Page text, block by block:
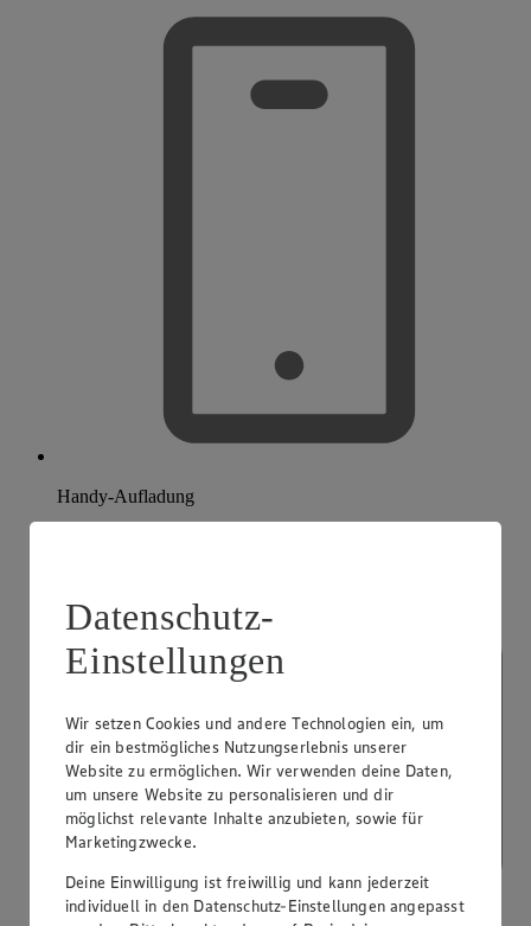
Handy-Aufladung
Datenschutz-
Einstellungen
Wir setzen Cookies und andere Technologien ein, um
dir ein bestmögliches Nutzungserlebnis unserer
Website zu ermöglichen. Wir verwenden deine Daten,
um unsere Website zu personalisieren und dir
möglichst relevante Inhalte anzubieten, sowie für
Marketingzwecke.
Deine Einwilligung ist freiwillig und kann jederzeit
individuell in den Datenschutz-Einstellungen angepasst